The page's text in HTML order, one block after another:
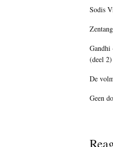
Sodis
Gandhi
(deel 2)
De
Geen